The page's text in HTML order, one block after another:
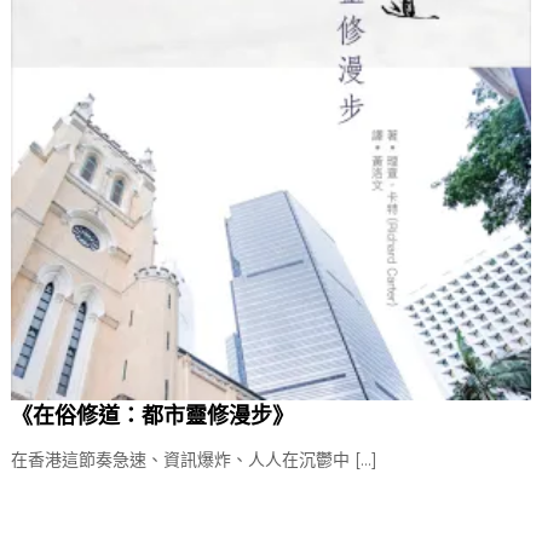
《在俗修道：都市靈修漫步》
在香港這節奏急速、資訊爆炸、人人在沉鬱中 […]